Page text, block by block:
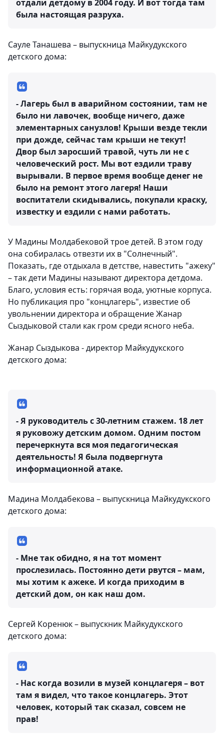
отдали детдому в 2004 году. И вот тогда там
была настоящая разруха.
Сауле Танашева – выпускница Майкудукского
детского дома:
- Лагерь был в аварийном состоянии, там не
было ни лавочек, вообще ничего, даже
элементарных санузлов! Крыши везде текли
при дожде, сейчас там крыши не текут!
Двор был заросший травой, чуть ли не с
человеческий рост. Мы вот ездили траву
вырывали. В первое время вообще денег не
было на ремонт этого лагеря! Наши
воспитатели скидывались, покупали краску,
известку и ездили с нами работать.
У Мадины Молдабековой трое детей. В этом году
она собиралась отвезти их в "Солнечный".
Показать, где отдыхала в детстве, навестить "ажеку"
– так дети Мадины называют директора детдома.
Благо, условия есть: горячая вода, уютные корпуса.
Но публикация про "концлагерь", известие об
увольнении директора и обращение Жанар
Сыздыковой стали как гром среди ясного неба.
Жанар Сыздыкова - директор Майкудукского
детского дома:
- Я руководитель с 30-летним стажем. 18 лет
я руковожу детским домом. Одним постом
перечеркнута вся моя педагогическая
деятельность! Я была подвергнута
информационной атаке.
Мадина Молдабекова – выпускница Майкудукского
детского дома:
- Мне так обидно, я на тот момент
прослезилась. Постоянно дети рвутся – мам,
мы хотим к ажеке. И когда приходим в
детский дом, он как наш дом.
Сергей Коренюк – выпускник Майкудукского
детского дома:
- Нас когда возили в музей концлагеря – вот
там я видел, что такое концлагерь. Этот
человек, который так сказал, совсем не
прав!